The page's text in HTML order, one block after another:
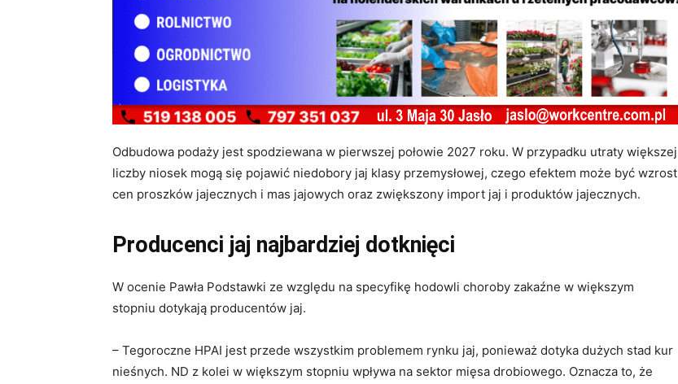
Odbudowa podaży jest spodziewana w pierwszej połowie 2027 roku. W przypadku utraty większej
liczby niosek mogą się pojawić niedobory jaj klasy przemysłowej, czego efektem może być wzrost
cen proszków jajecznych i mas jajowych oraz zwiększony import jaj i produktów jajecznych.
Producenci jaj najbardziej dotknięci
W ocenie Pawła Podstawki ze względu na specyfikę hodowli choroby zakaźne w większym
stopniu dotykają producentów jaj.
– Tegoroczne HPAI jest przede wszystkim problemem rynku jaj, ponieważ dotyka dużych stad kur
nieśnych. ND z kolei w większym stopniu wpływa na sektor mięsa drobiowego. Oznacza to, że